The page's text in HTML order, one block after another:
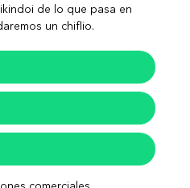
de lo que pasa en
un chiflio.